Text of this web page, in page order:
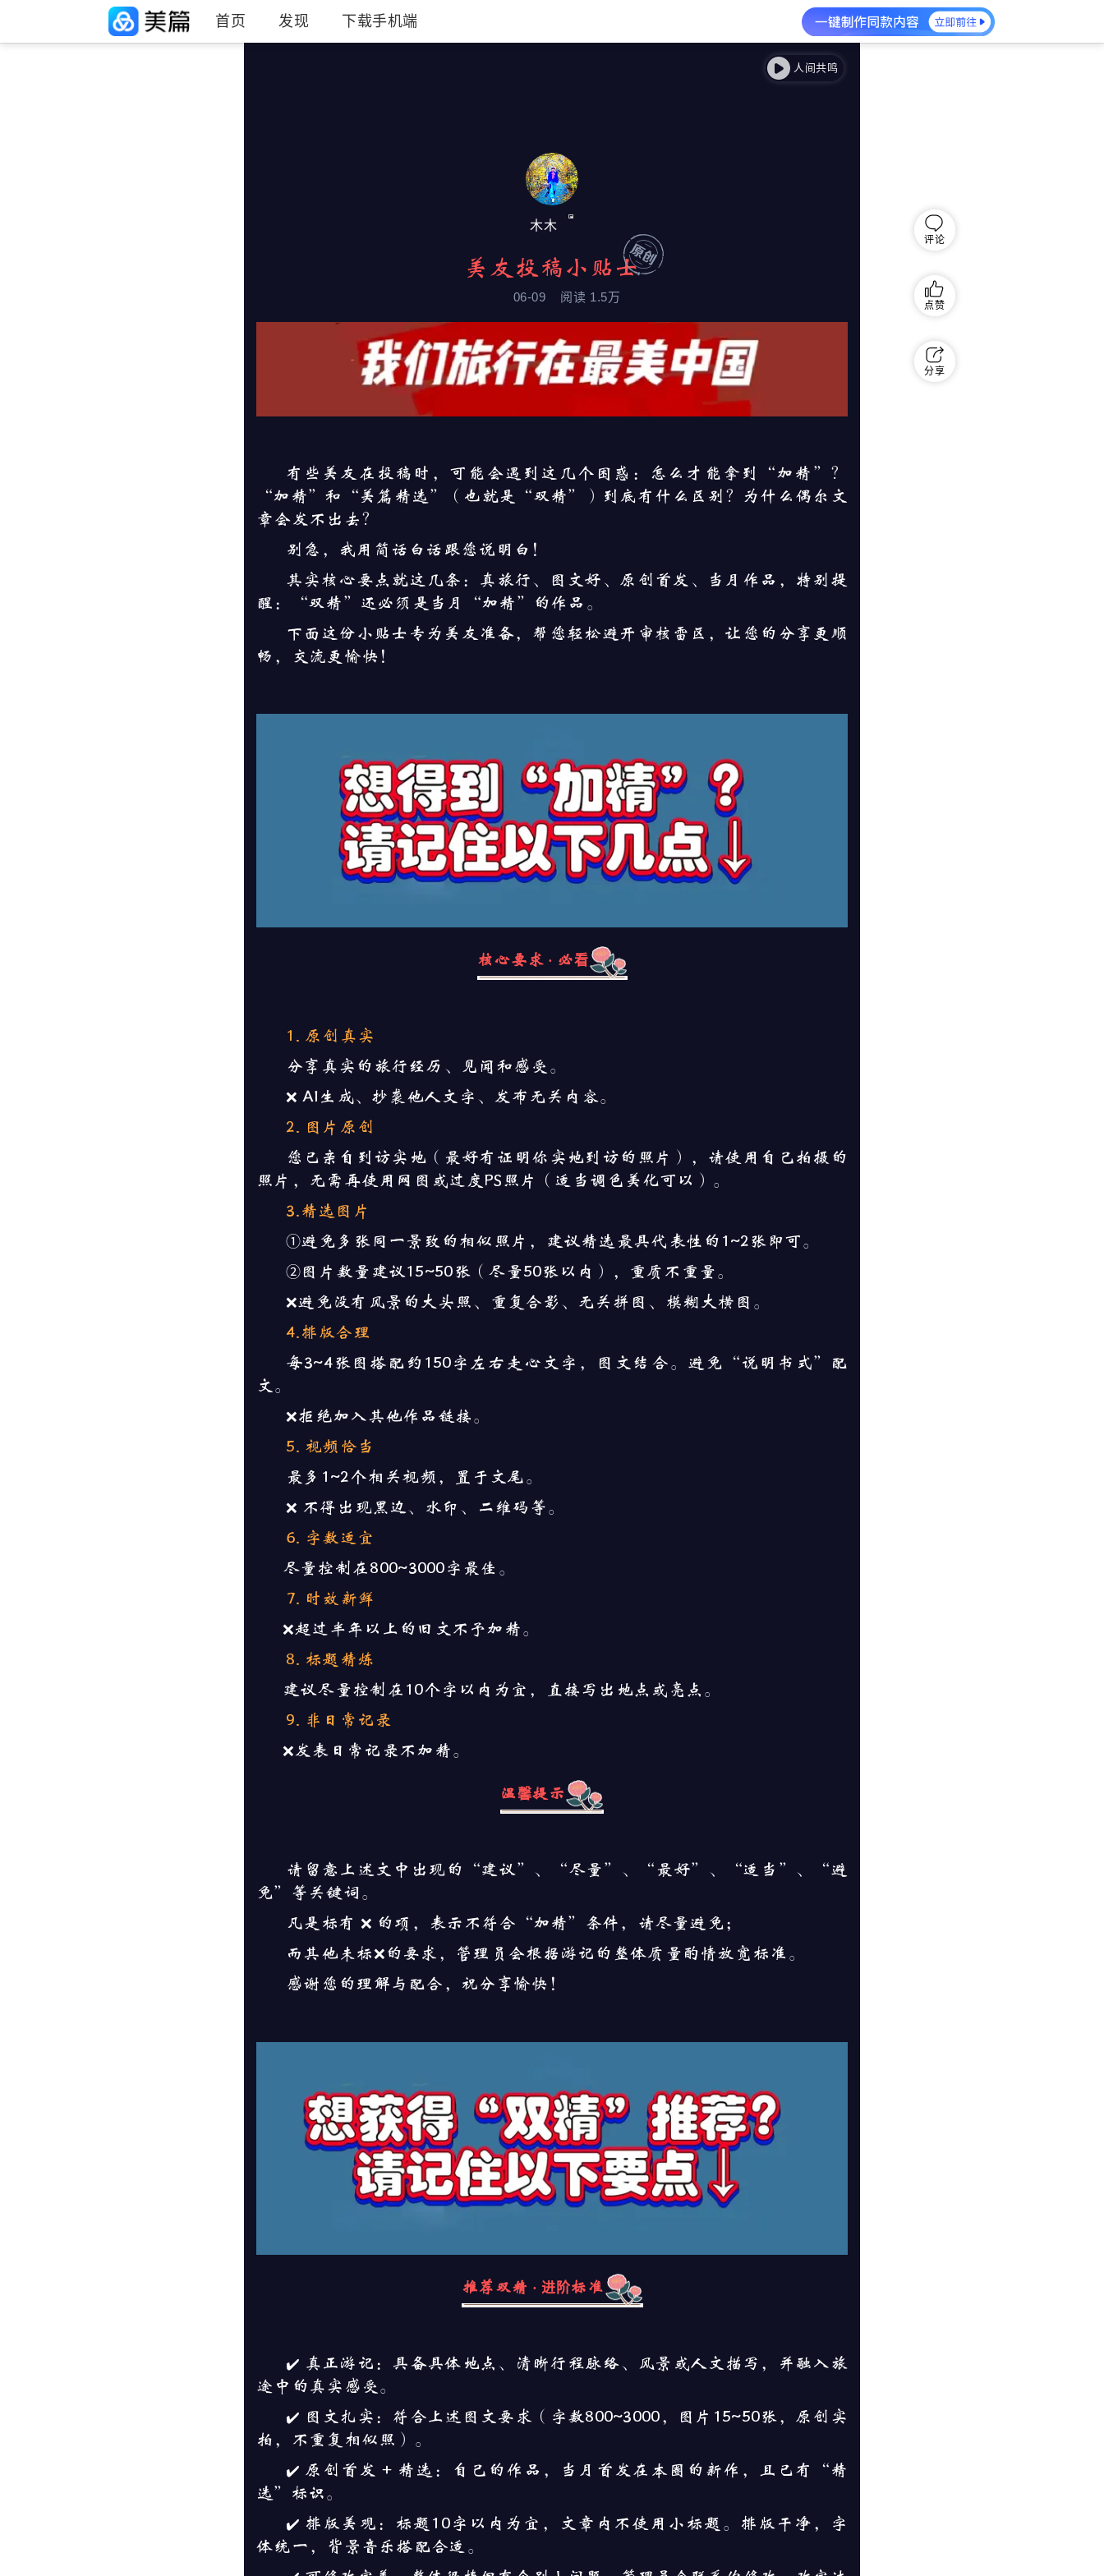
首页 发现 下载手机端
人间共鸣
木木
美友投稿小贴士
06-09 阅读 1.5万
有些美友在投稿时，可能会遇到这几个困惑：怎么才能拿到“加精”？
“加精”和“美篇精选”（也就是“双精”）到底有什么区别？为什么偶尔文
章会发不出去？
别急，我用简话白话跟您说明白！
其实核心要点就这几条：真旅行、图文好、原创首发、当月作品，特别提
醒：“双精”还必须是当月“加精”的作品。
下面这份小贴士专为美友准备，帮您轻松避开审核雷区，让您的分享更顺
畅，交流更愉快！
核心要求 · 必看
1. 原创真实
分享真实的旅行经历、见闻和感受。
❌ AI生成、抄袭他人文字、发布无关内容。
2. 图片原创
您已亲自到访实地（最好有证明你实地到访的照片），请使用自己拍摄的
照片，无需再使用网图或过度PS照片（适当调色美化可以）。
3.精选图片
①避 免多张同一景致的相似照片，建议精选最具代表性的1~2张即可。
②图片数量建议15~50张（尽量50张以内），重质不重量。
❌避免没有 风景的大头照、重复合影、无关拼图、模糊大横图。
4.排版合理
每3~4张图搭配约150字左右走心文字，图文结合。避免 “说明书式”配
文。
❌拒 绝加入其他作品链接。
5. 视频恰当
最多1~2个相关视频，置于文尾。
❌ 不得出现黑边、水印、二维码等。
6. 字数适宜
尽量控制在800~3000字最佳。
7. 时效新鲜
❌超过半年以上的旧文不予加精。
8. 标题精炼
建议尽量控制在10个字以内为宜，直接写出地点或亮点。
9. 非日常记录
❌发表 日常记录不加精。
温馨提示
请留意上述文中出现的“建议”、“尽量”、“最好”、“适当”、“避
免”等关键词。
凡是标有 ❌ 的项，表示不符合“加精”条件，请尽量避免；
而其他未标❌的要求，管理员会根据游记的整体质量酌情放宽标准。
感谢您的理解与配合，祝分享愉快！
推荐双精 · 进阶标准
✔️ 真正游记：具备具体地点、清晰行程脉络、风景或人文描写，并融入旅
途中的真实感受。
✔️ 图文扎实：符合上述图文要求（字数800~3000，图片15~50张，原创实
拍，不重复相似照）。
✔️ 原创首发 + 精选：自己的作品，当月首发在本圈的新作，且已有“精
选”标识。
✔️ 排版美观：标题10字以内为宜，文章内不使用小标题。排版干净，字
体统一，背景音乐搭配合适。
评论
点赞
分享